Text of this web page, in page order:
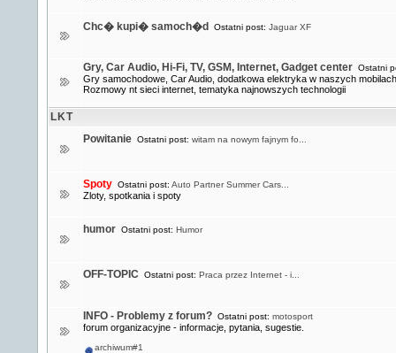
Chc� kupi� samoch�d Ostatni post: Jaguar XF
Gry, Car Audio, Hi-Fi, TV, GSM, Internet, Gadget center Ostatni
Gry samochodowe, Car Audio, dodatkowa elektryka w naszych
Rozmowy nt sieci internet, tematyka najnowszych technologii
LKT
Powitanie Ostatni post: witam na nowym fajnym fo...
Spoty Ostatni post: Auto Partner Summer Cars...
Zloty, spotkania i spoty
humor Ostatni post: Humor
OFF-TOPIC Ostatni post: Praca przez Internet - i...
INFO - Problemy z forum? Ostatni post: motosport
forum organizacyjne - informacje, pytania, sugestie.
archiwum#1